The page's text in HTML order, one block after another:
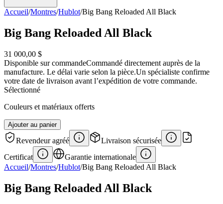
Accueil/Montres/Hublot/Big Bang Reloaded All Black
Big Bang Reloaded All Black
31 000,00 $
Disponible sur commandeCommandé directement auprès de la
manufacture. Le délai varie selon la pièce.Un spécialiste confirme
votre date de livraison avant l’expédition de votre commande.
Sélectionné
Couleurs et matériaux offerts
Ajouter au panier
Revendeur agréé
Livraison sécurisée
Certificat
Garantie internationale
Accueil/Montres/Hublot/Big Bang Reloaded All Black
Big Bang Reloaded All Black